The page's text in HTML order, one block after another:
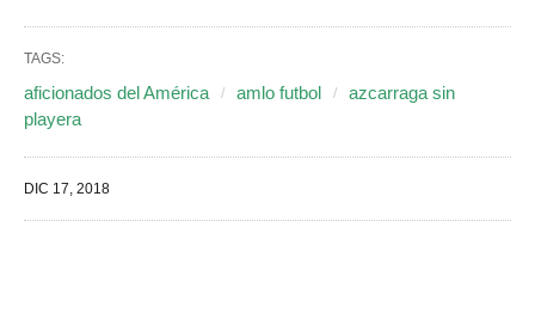
TAGS:
aficionados del América amlo futbol
azcarraga sin
playera
DIC 17, 2018